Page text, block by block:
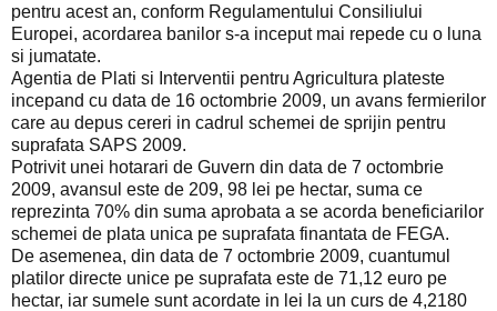
pentru acest an, conform Regulamentului Consiliului
Europei, acordarea banilor s-a inceput mai repede cu o luna
si jumatate.
Agentia de Plati si Interventii pentru Agricultura plateste
incepand cu data de 16 octombrie 2009, un avans fermierilor
care au depus cereri in cadrul schemei de sprijin pentru
suprafata SAPS 2009.
Potrivit unei hotarari de Guvern din data de 7 octombrie
2009, avansul este de 209, 98 lei pe hectar, suma ce
reprezinta 70% din suma aprobata a se acorda beneficiarilor
schemei de plata unica pe suprafata finantata de FEGA.
De asemenea, din data de 7 octombrie 2009, cuantumul
platilor directe unice pe suprafata este de 71,12 euro pe
hectar, iar sumele sunt acordate in lei la un curs de 4,2180